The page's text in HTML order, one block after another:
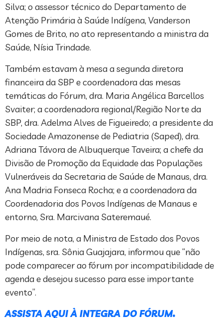
Silva; o assessor técnico do Departamento de
Atenção Primária à Saúde Indígena, Vanderson
Gomes de Brito, no ato representando a ministra da
Saúde, Nísia Trindade.
Também estavam à mesa a segunda diretora
financeira da SBP e coordenadora das mesas
temáticas do Fórum, dra. Maria Angélica Barcellos
Svaiter; a coordenadora regional/Região Norte da
SBP, dra. Adelma Alves de Figueiredo; a presidente da
Sociedade Amazonense de Pediatria (Saped), dra.
Adriana Távora de Albuquerque Taveira; a chefe da
Divisão de Promoção da Equidade das Populações
Vulneráveis da Secretaria de Saúde de Manaus, dra.
Ana Madria Fonseca Rocha; e a coordenadora da
Coordenadoria dos Povos Indígenas de Manaus e
entorno, Sra. Marcivana Sateremaué.
Por meio de nota, a Ministra de Estado dos Povos
Indígenas, sra. Sônia Guajajara, informou que “não
pode comparecer ao fórum por incompatibilidade de
agenda e desejou sucesso para esse importante
evento”.
ASSISTA AQUI À INTEGRA DO FÓRUM.